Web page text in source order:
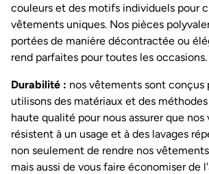
couleurs et des motifs individuels pour
vêtements uniques. Nos pièces
portées de manière décontractée ou
rend parfaites pour toutes les occasions.
Durabilité : nos vêtements sont conçus
utilisons des matériaux et des
haute qualité pour nous assurer que
résistent à un usage et à des lavages
non seulement de rendre nos
mais aussi de vous faire économiser de